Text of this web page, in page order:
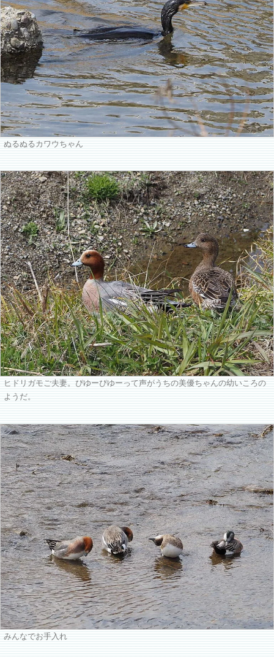
ぬるぬるカワウちゃん
ヒドリガモご夫妻。ぴゆーぴゆーって声がうちの美優ちゃんの幼いころの
ようだ。
みんなでお手入れ